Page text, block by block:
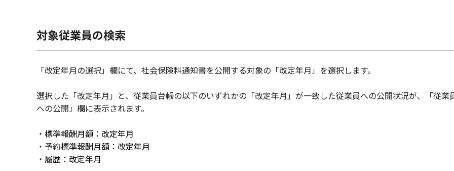
対象従業員の検索
「改定年月の選択」欄にて、社会保険料通知書を公開する対象の「改定年月」を選択します。
選択した「改定年月」と、従業員台帳の以下のいずれかの「改定年月」が一致した従業員への公開状況が、「従業
への公開」欄に表示されます。
・ 標準報酬月額：改定年月
・予約標準報酬月額：改定年月
・ 履歴：改定年月